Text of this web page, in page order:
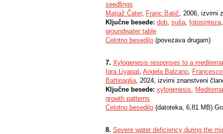
seedlings
Matjaž Čater, Franc Batič, 2006, izvirni
Ključne besede: dob, suša, fotosinteza
groundwater table
Celotno besedilo (povezava drugam)
7. Xylogenesis responses to a
Iqra Liyaqat, Angela Balzano,
Battipaglia, 2024, izvirni znanstveni
Ključne besede: xylogenesis,
growth patterns
Celotno besedilo (datoteka, 6,81 MB)
8. Severe water deficiency during the